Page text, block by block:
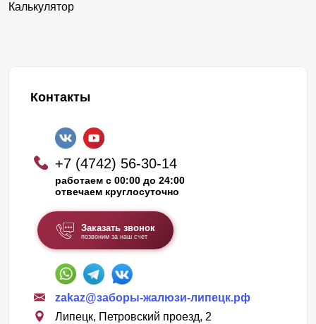
Калькулятор
Контакты
+7 (4742) 56-30-14
работаем с 00:00 до 24:00
отвечаем круглосуточно
Заказать звонок
позвоним за наш счет
zakaz@заборы-жалюзи-липецк.рф
Липецк, Петровский проезд, 2